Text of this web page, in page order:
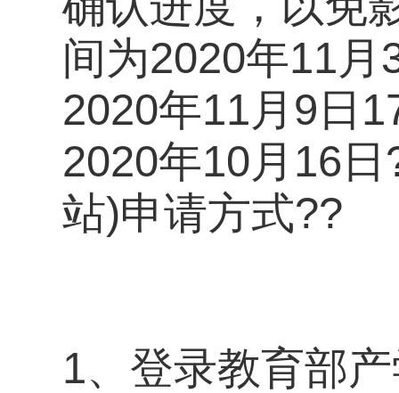
间为2020年11
2020年11月9日
2020年10月16
站)申请方式??
1、登录教育部